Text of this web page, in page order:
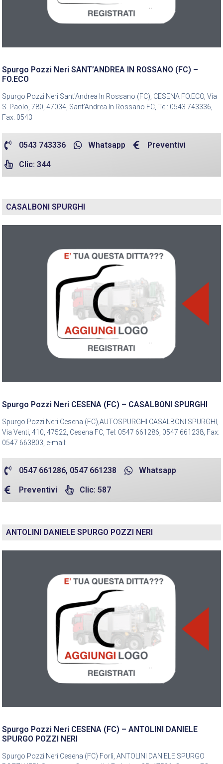
Spurgo Pozzi Neri SANT’ANDREA IN ROSSANO (FC) –
FO.ECO
Spurgo Pozzi Neri Sant'Andrea In Rossano (FC), CESENA FO.ECO, Via
S. Paolo, 780, 47034, Sant'Andrea In Rossano FC, Tel: 0543 743336,
Fax: 0543
0543 743336 Whatsapp Preventivi
Clic: 344
CASALBONI SPURGHI
Spurgo Pozzi Neri CESENA (FC) – CASALBONI SPURGHI
Spurgo Pozzi Neri Cesena (FC),AUTOSPURGHI CASALBONI SPURGHI,
Via Venti, 410, 47522, Cesena FC, Tel: 0547 661286, 0547 661238, Fax:
0547 663803, e-mail:
0547 661286, 0547 661238 Whatsapp
Preventivi Clic: 587
ANTOLINI DANIELE SPURGO POZZI NERI
Spurgo Pozzi Neri CESENA (FC) – ANTOLINI DANIELE
SPURGO POZZI NERI
Spurgo Pozzi Neri Cesena (FC) Forlì, ANTOLINI DANIELE SPURGO